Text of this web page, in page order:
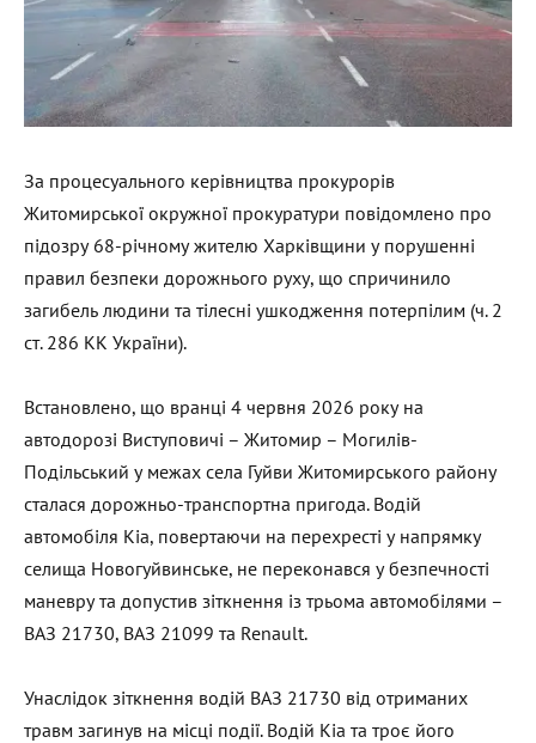
За процесуального керівництва прокурорів
Житомирської окружної прокуратури повідомлено про
підозру 68-річному жителю Харківщини у порушенні
правил безпеки дорожнього руху, що спричинило
загибель людини та тілесні ушкодження потерпілим (ч. 2
ст. 286 КК України).
Встановлено, що вранці 4 червня 2026 року на
автодорозі Виступовичі – Житомир – Могилів-
Подільський у межах села Гуйви Житомирського району
сталася дорожньо-транспортна пригода. Водій
автомобіля Kia, повертаючи на перехресті у напрямку
селища Новогуйвинське, не переконався у безпечності
маневру та допустив зіткнення із трьома автомобілями –
ВАЗ 21730, ВАЗ 21099 та Renault.
Унаслідок зіткнення водій ВАЗ 21730 від отриманих
травм загинув на місці події. Водій Kia та троє його